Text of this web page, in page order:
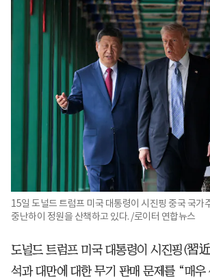
15일 도널드 트럼프 미국 대통령이 시진핑 중국 국가
중난하이 정원을 산책하고 있다. /로이터 연합뉴스
도널드 트럼프 미국 대통령이 시진핑(習
석과 대만에 대한 무기 판매 문제를 “매우